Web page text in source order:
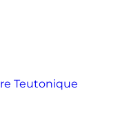
Teutonique